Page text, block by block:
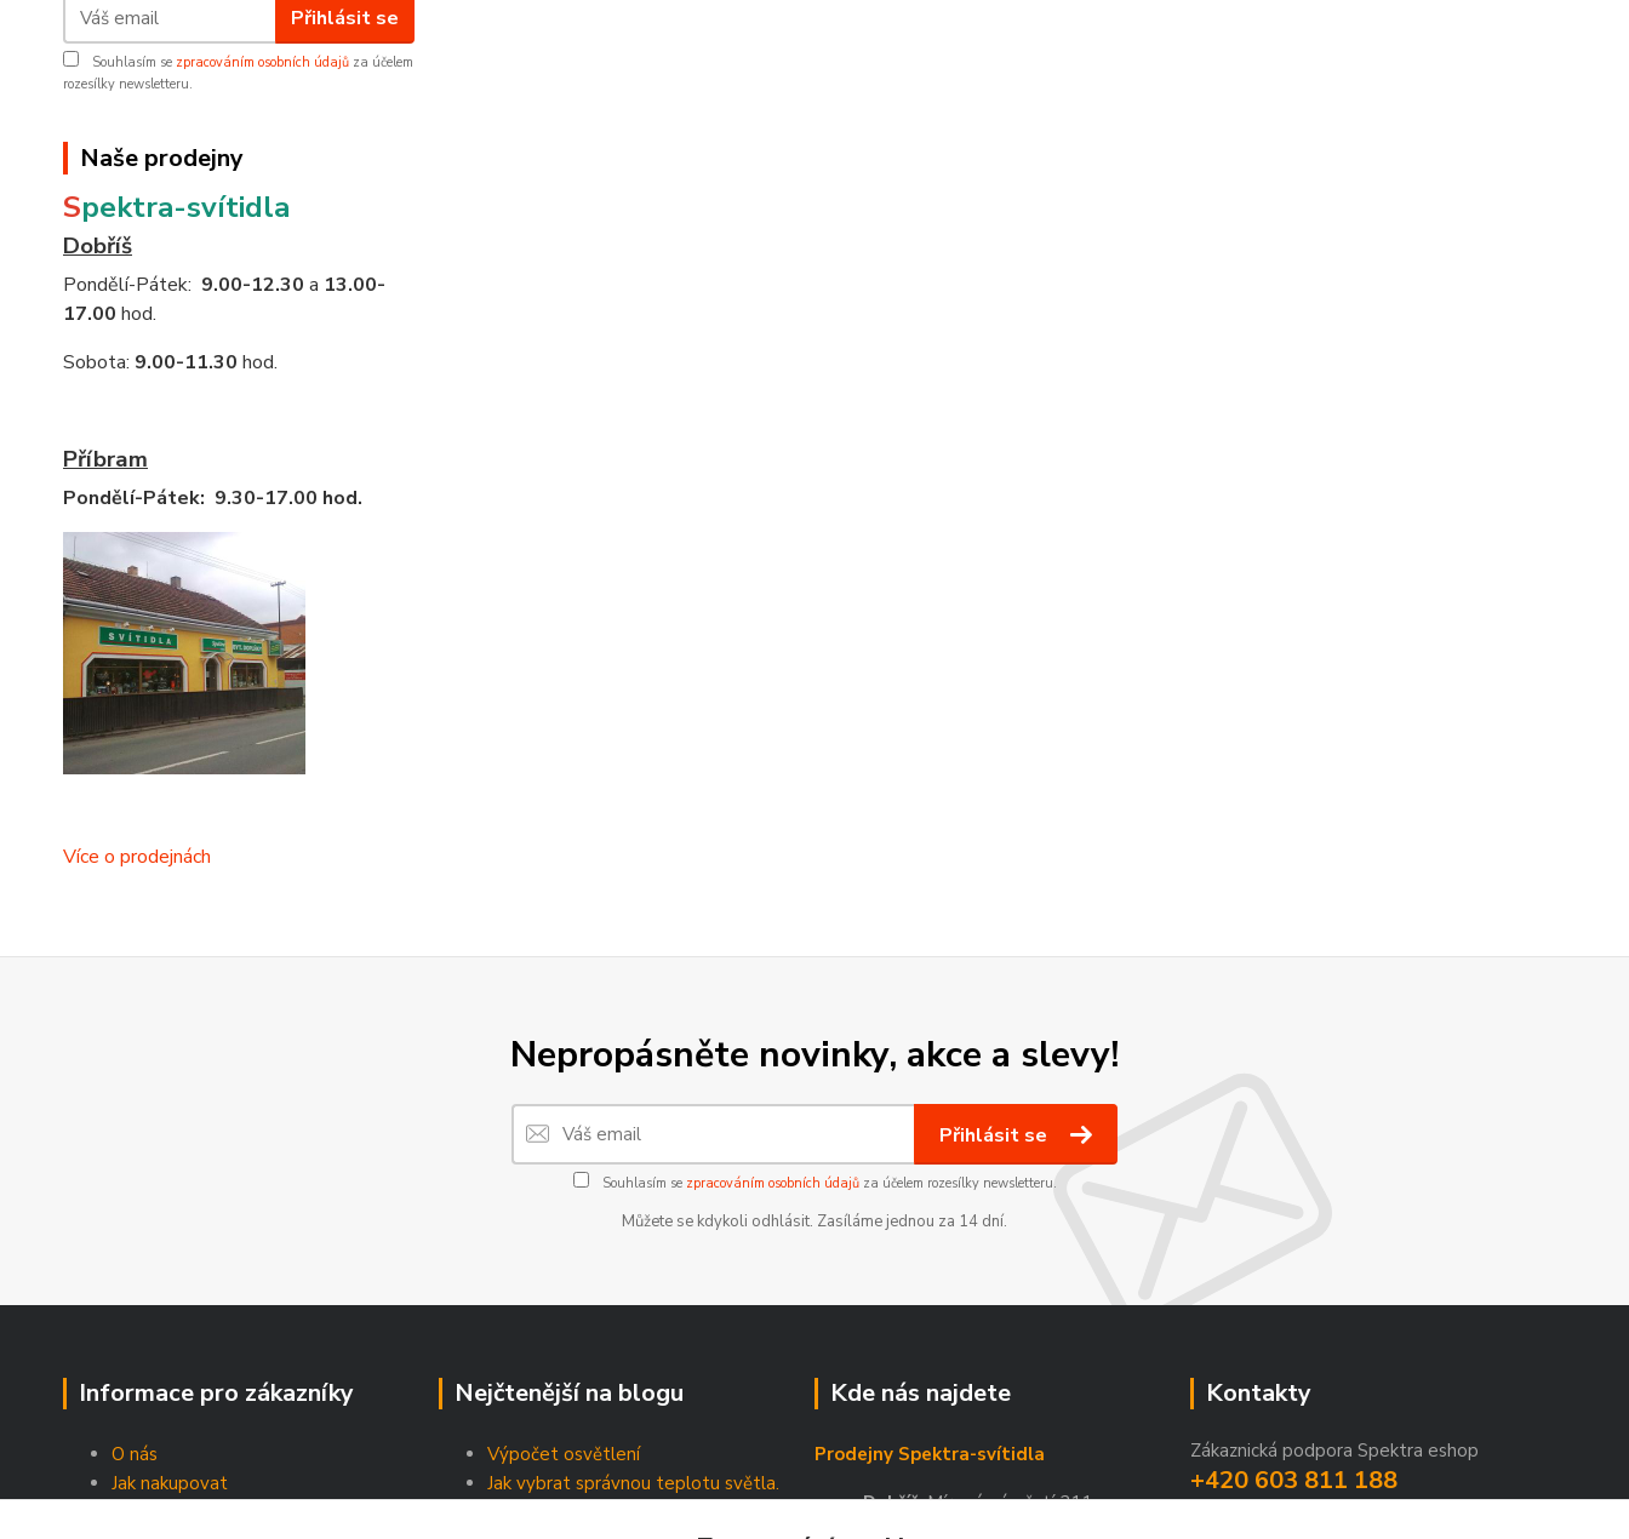
Přihlásit se
Souhlasím se zpracováním osobních údajů za účelem
rozesílky newsletteru.
Naše prodejny
Spektra-svítidla
Dobříš
Pondělí-Pátek: 9.00-12.30 a 13.00-
17.00 hod.
Sobota: 9.00-11.30 hod.
Příbram
Pondělí-Pátek: 9.30-17.00 hod.
Více o prodejnách
Nepropásněte novinky, akce a slevy!
Přihlásit se
Souhlasím se zpracováním osobních údajůza účelem rozesílky newsletteru.
Můžete se kdykoli odhlásit. Zasíláme jednou za 14 dní.
Informace pro zákazníky
O nás
Jak nakupovat
Nejčtenější na blogu
Výpočet osvětlení
Jak vybrat správnou teplotu světla.
Kde nás najdete
Prodejny Spektra-svítidla
Dobříš, Mírové náměstí 211
Příbram
Kontakty
Zákaznická podpora Spektra eshop
+420 603 811 188